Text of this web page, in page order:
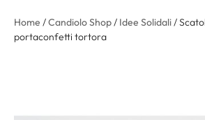
Home /Candiolo Shop/ Idee Solidali/
portaconfetti tortora